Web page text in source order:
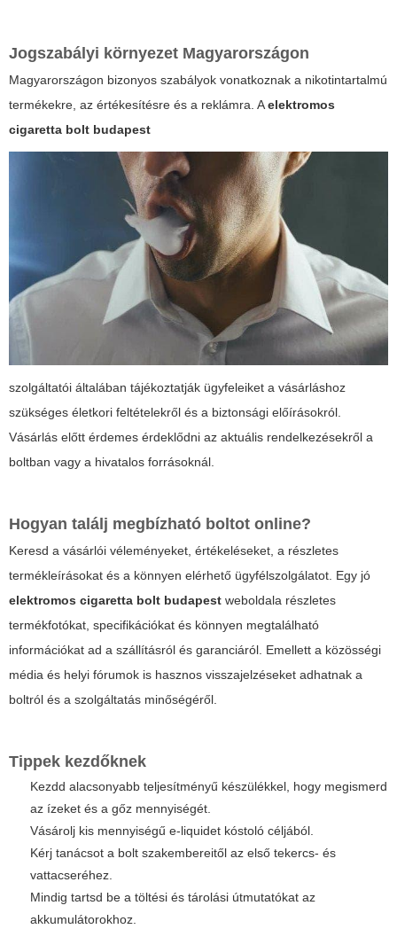
Jogszabályi környezet Magyarországon
Magyarországon bizonyos szabályok vonatkoznak a nikotintartalmú
termékekre, az értékesítésre és a reklámra. Aelektromos
cigaretta bolt budapest
szolgáltatói általában tájékoztatják ügyfeleiket a vásárláshoz
szükséges életkori feltételekről és a biztonsági előírásokról.
Vásárlás előtt érdemes érdeklődni az aktuális rendelkezésekről a
boltban vagy a hivatalos forrásoknál.
Hogyan találj megbízható boltot online?
Keresd a vásárlói véleményeket, értékeléseket, a részletes
termékleírásokat és a könnyen elérhető ügyfélszolgálatot. Egy jó
elektromos cigaretta bolt budapest weboldala részletes
termékfotókat, specifikációkat és könnyen megtalálható
információkat ad a szállításról és garanciáról. Emellett a közösségi
média és helyi fórumok is hasznos visszajelzéseket adhatnak a
boltról és a szolgáltatás minőségéről.
Tippek kezdőknek
Kezdd alacsonyabb teljesítményű készülékkel, hogy megismerd
az ízeket és a gőz mennyiségét.
Vásárolj kis mennyiségű e-liquidet kóstoló céljából.
Kérj tanácsot a bolt szakembereitől az első tekercs- és
vattacseréhez.
Mindig tartsd be a töltési és tárolási útmutatókat az
akkumulátorokhoz.